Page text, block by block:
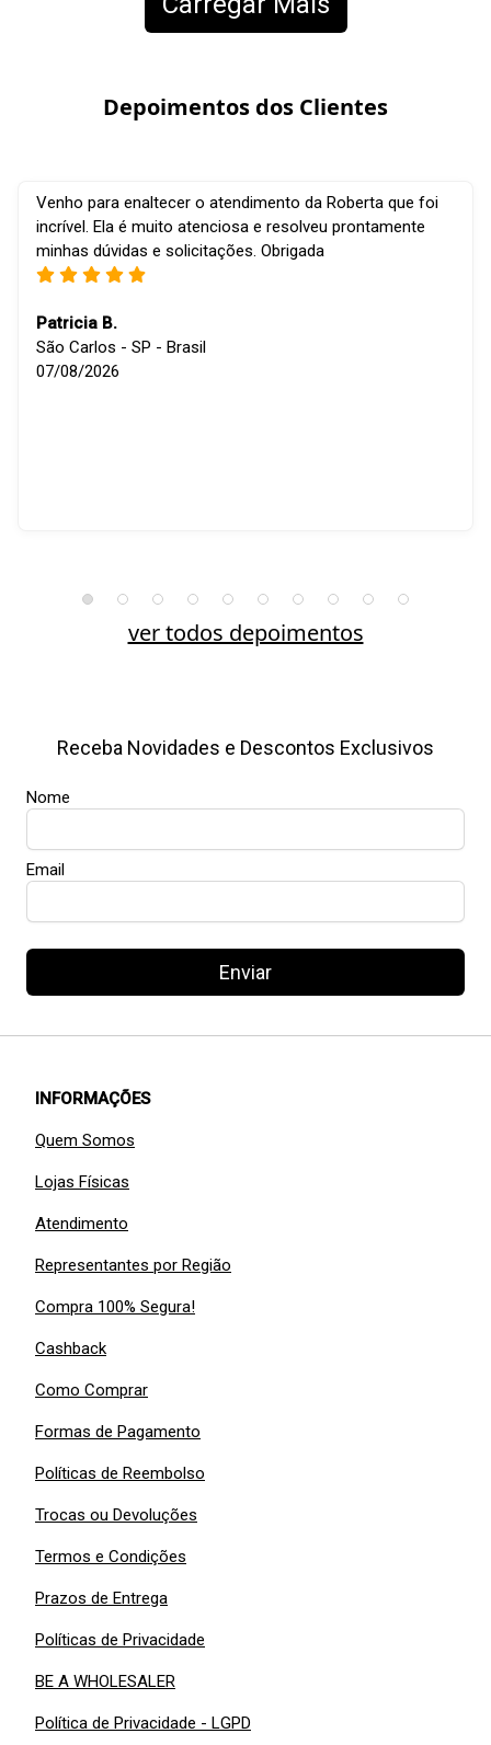
Depoimentos dos Clientes
Venho para enaltecer o atendimento da Roberta que foi
incrível. Ela é muito atenciosa e resolveu prontamente
minhas dúvidas e solicitações. Obrigada
Patricia B.
São Carlos - SP - Brasil
07/08/2026
ver todos depoimentos
Receba Novidades e Descontos Exclusivos
Nome
Email
Enviar
INFORMAÇÕES
Quem Somos
Lojas Físicas
Atendimento
Representantes por Região
Compra 100% Segura!
Cashback
Como Comprar
Formas de Pagamento
Políticas de Reembolso
Trocas ou Devoluções
Termos e Condições
Prazos de Entrega
Políticas de Privacidade
BE A WHOLESALER
Política de Privacidade - LGPD